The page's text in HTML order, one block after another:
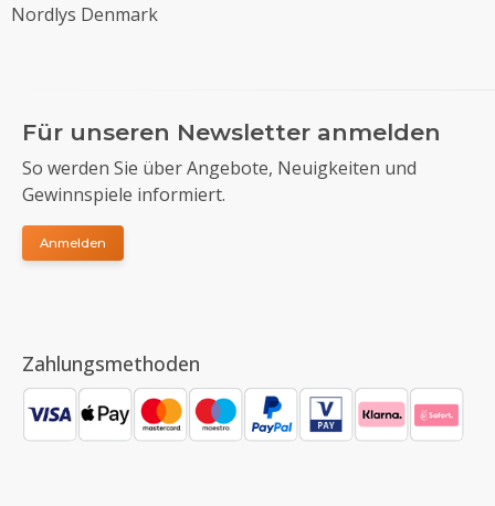
Nordlys Denmark
Für unseren Newsletter anmelden
So werden Sie über Angebote, Neuigkeiten und
Gewinnspiele informiert.
Anmelden
Zahlungsmethoden